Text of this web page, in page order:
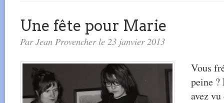
Une fête pour Marie
Par Jean Provencher le 23 janvier 2013
Vous
peine ?
avez